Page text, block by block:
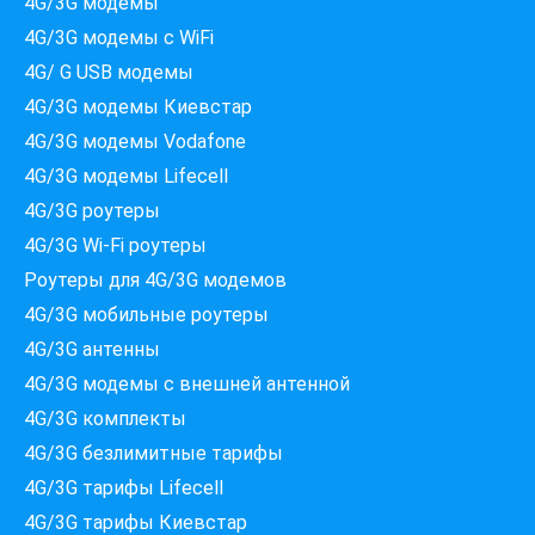
4G/3G модемы с WiFi
4G/ G USB модемы
4G/3G модемы Киевстар
4G/3G модемы Vodafone
4G/3G модемы Lifecell
4G/3G роутеры
4G/3G Wi-Fi роутеры
Роутеры для 4G/3G модемов
4G/3G мобильные роутеры
4G/3G антенны
4G/3G модемы c внешней антенной
4G/3G комплекты
4G/3G безлимитные тарифы
4G/3G тарифы Lifecell
4G/3G тарифы Киевстар
Які провайдери працюють
за вашою адресою?
Перевірте доступність інтернету за 30 секунд
375+ провайдерів в базі